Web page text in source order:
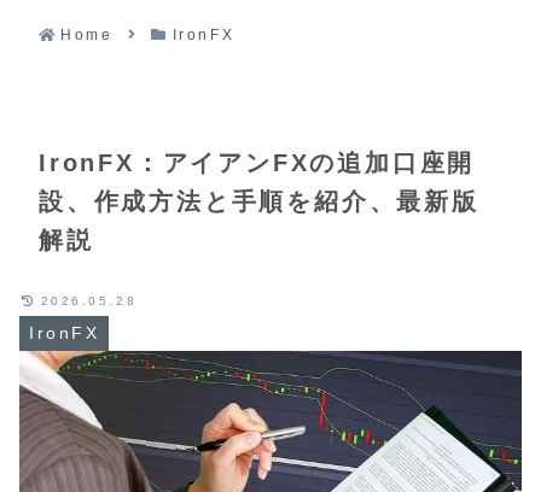
Home IronFX
IronFX：アイアンFXの追加口座開
設、作成方法と手順を紹介、最新版
解説
IronFX
2026.05.28